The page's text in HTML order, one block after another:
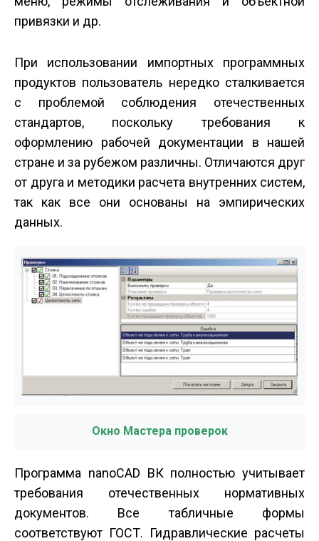
привязки и др.
При использовании импортных программных
продуктов пользователь нередко сталкивается
с проблемой соблюдения отечественных
стандартов, поскольку требования к
оформлению рабочей документации в нашей
стране и за рубежом различны. Отличаются друг
от друга и методики расчета внутренних систем,
так как все они основаны на эмпирических
данных.
Окно Мастера проверок
Программа nanoCAD ВК полностью учитывает
требования отечественных нормативных
документов. Все табличные формы
соответствуют ГОСТ. Гидравлические расчеты